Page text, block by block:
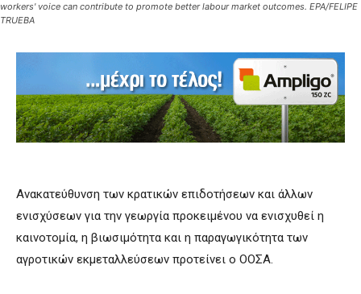
workers' voice can contribute to promote better labour market outcomes. EPA/FELIPE
TRUEBA
Ανακατεύθυνση των κρατικών επιδοτήσεων και άλλων
ενισχύσεων για την γεωργία προκειμένου να ενισχυθεί η
καινοτομία, η βιωσιμότητα και η παραγωγικότητα των
αγροτικών εκμεταλλεύσεων προτείνει ο ΟΟΣΑ.